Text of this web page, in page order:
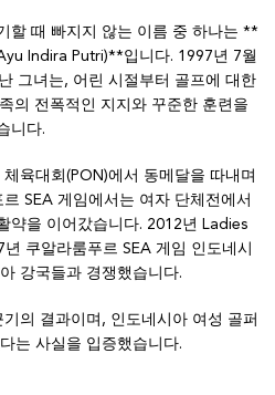
할 때 빠지지 않는 이름 중 하나는 **
Indira Putri)**입니다. 1997년 7월
그녀는, 어린 시절부터 골프에 대한
의 전폭적인 지지와 꾸준한 훈련을
니다.
육대회(PON)에서 동메달을 따내며
SEA 게임에서는 여자 단체전에서
약을 이어갔습니다. 2012년 Ladies
쿠알라룸푸르 SEA 게임 인도네시
강국들과 경쟁했습니다.
의 결과이며, 인도네시아 여성 골퍼
는 사실을 입증했습니다.